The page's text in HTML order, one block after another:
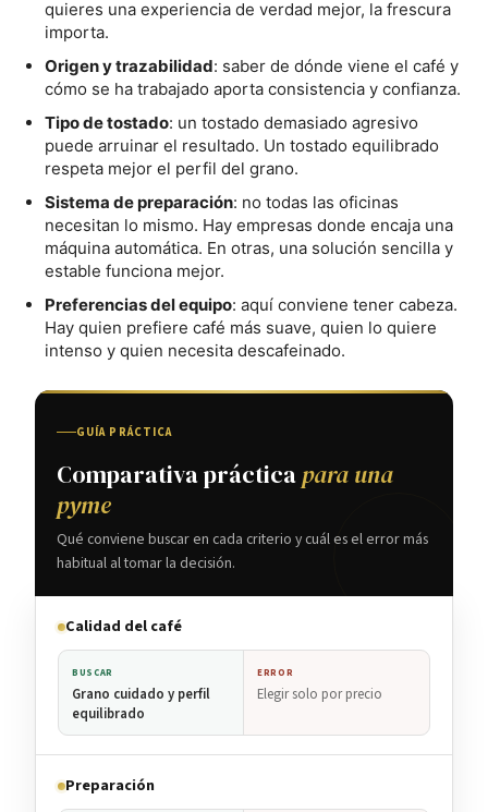
quieres una experiencia de verdad mejor, la frescura
importa.
Origen y trazabilidad: saber de dónde viene el café y
cómo se ha trabajado aporta consistencia y confianza.
Tipo de tostado: un tostado demasiado agresivo
puede arruinar el resultado. Un tostado equilibrado
respeta mejor el perfil del grano.
Sistema de preparación: no todas las oficinas
necesitan lo mismo. Hay empresas donde encaja una
máquina automática. En otras, una solución sencilla y
estable funciona mejor.
Preferencias del equipo: aquí conviene tener cabeza.
Hay quien prefiere café más suave, quien lo quiere
intenso y quien necesita descafeinado.
GUÍA PRÁCTICA
Comparativa prácticapara una
pyme
Qué conviene buscar en cada criterio y cuál es el error más
habitual al tomar la decisión.
Calidad del café
BUSCAR
Grano cuidado y perfil
equilibrado
ERROR
Elegir solo por precio
Preparación